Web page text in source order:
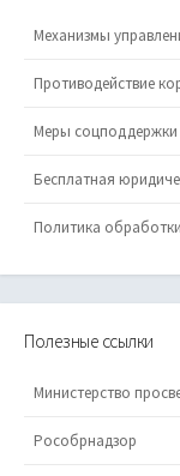
Механизмы
Противодействие
Меры соцподдержки
Бесплатная
Политика
Полезные ссылки
Министерство
Рособрнадзор